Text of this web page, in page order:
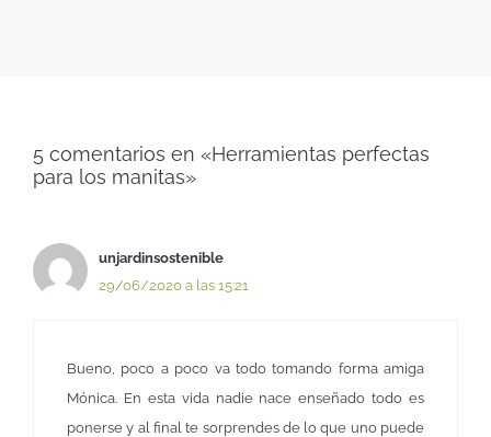
5 comentarios en «Herramientas perfectas
para los manitas»
unjardinsostenible
29/06/2020 a las 15:21
Bueno, poco a poco va todo tomando forma amiga
Mónica. En esta vida nadie nace enseñado todo es
ponerse y al final te sorprendes de lo que uno puede